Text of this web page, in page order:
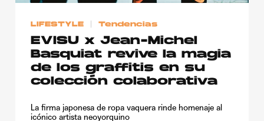
LIFESTYLE Tendencias
EVISU x Jean-Michel
Basquiat revive la magia
de los graffitis en su
colección colaborativa
La firma japonesa de ropa vaquera rinde homenaje al
icónico artista neoyorquino